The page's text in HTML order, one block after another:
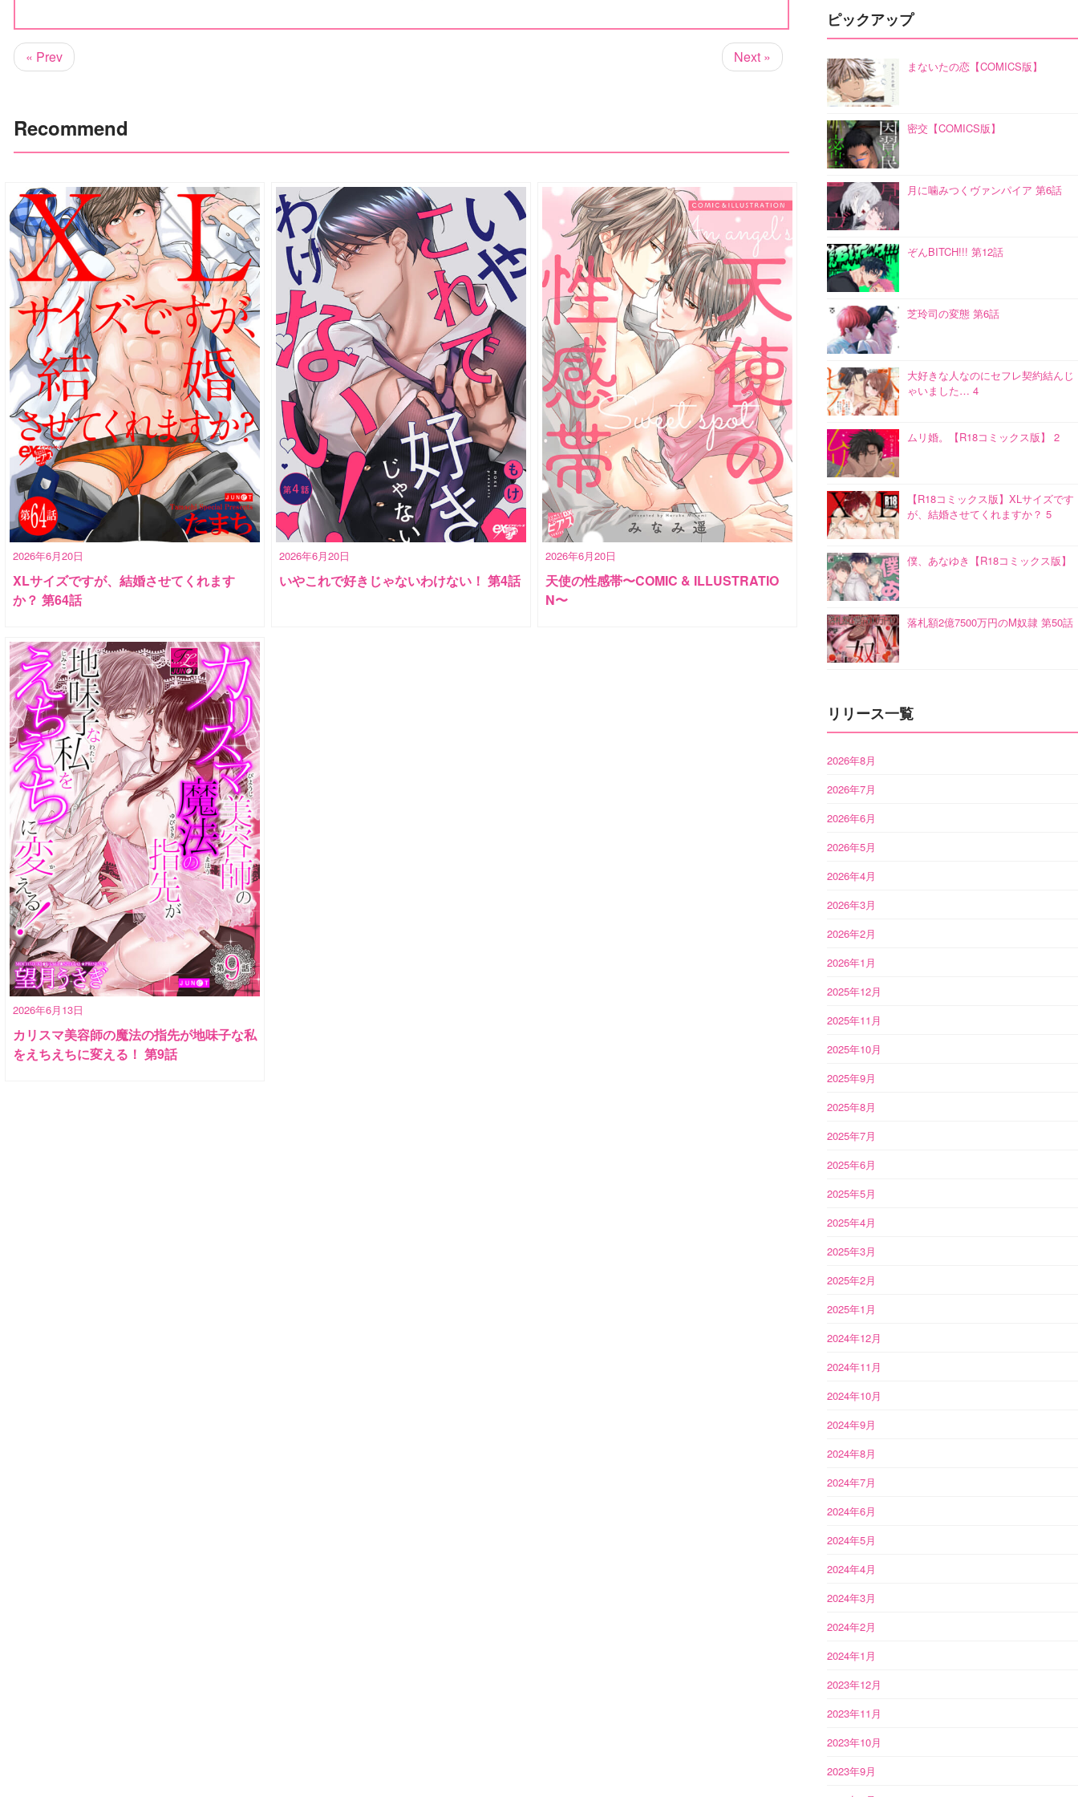
« Prev Next »
Recommend
2026年6月20日
XLサイズですが、結婚させてくれます
か？ 第64話
2026年6月20日
いやこれで好きじゃないわけない！ 第4話
2026年6月20日
天使の性感帯〜COMIC & ILLUSTRATIO
N〜
2026年6月13日
カリスマ美容師の魔法の指先が地味子な私
をえちえちに変える！ 第9話
ピックアップ
まないたの恋【COMICS版】
密交【COMICS版】
月に噛みつくヴァンパイア 第6話
ぞんBITCH!!! 第12話
芝玲司の変態 第6話
大好きな人なのにセフレ契約結んじ
ゃいました… 4
ムリ婚。【R18コミックス版】 2
【R18コミックス版】XLサイズです
が、結婚させてくれますか？ 5
僕、あなゆき【R18コミックス版】
落札額2億7500万円のM奴隷 第50話
リリース一覧
2026年8月
2026年7月
2026年6月
2026年5月
2026年4月
2026年3月
2026年2月
2026年1月
2025年12月
2025年11月
2025年10月
2025年9月
2025年8月
2025年7月
2025年6月
2025年5月
2025年4月
2025年3月
2025年2月
2025年1月
2024年12月
2024年11月
2024年10月
2024年9月
2024年8月
2024年7月
2024年6月
2024年5月
2024年4月
2024年3月
2024年2月
2024年1月
2023年12月
2023年11月
2023年10月
2023年9月